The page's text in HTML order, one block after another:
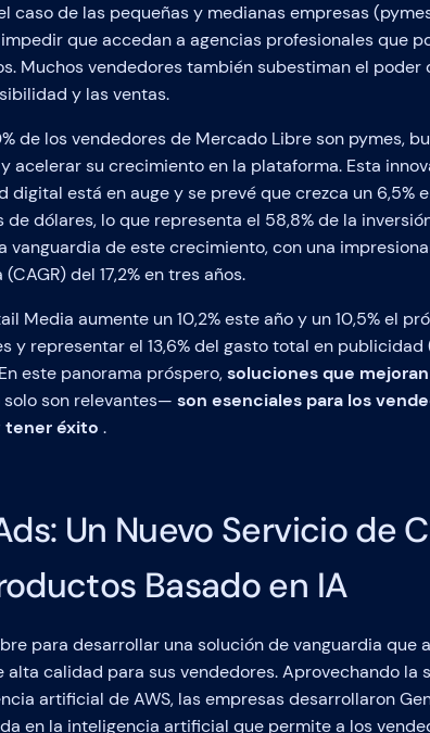
caso de las pequeñas y medianas empresas
que accedan a agencias profesionales que
Muchos vendedores también subestiman el poder
y las ventas.
de los vendedores de Mercado Libre son pymes,
acelerar su crecimiento en la plataforma. Esta
digital está en auge y se prevé que crezca un 6,5%
dólares, lo que representa el 58,8% de la
vanguardia de este crecimiento, con una
del 17,2% en tres años.
Media aumente un 10,2% este año y un 10,5% el
y representar el 13,6% del gasto total en
este panorama próspero,soluciones que
solo son relevantes— son esenciales para los
tener éxito .
Un Nuevo Servicio de
Basado en IA
para desarrollar una solución de vanguardia que
calidad para sus vendedores. Aprovechando la
artificial de AWS, las empresas desarrollaron
en la inteligencia artificial que permite a los